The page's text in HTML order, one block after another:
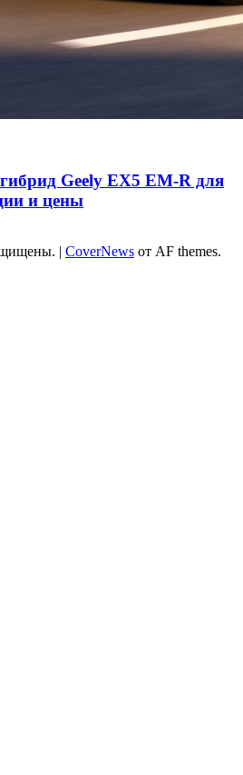
Geely EX5 EM-R для
и цены
| CoverNews от AF themes.